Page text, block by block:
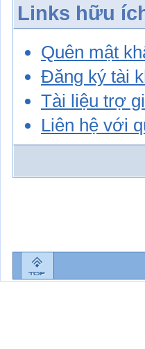
Links hữu
Quên mật
Đăng ký tài
Tài liệu trợ
Liên hệ với